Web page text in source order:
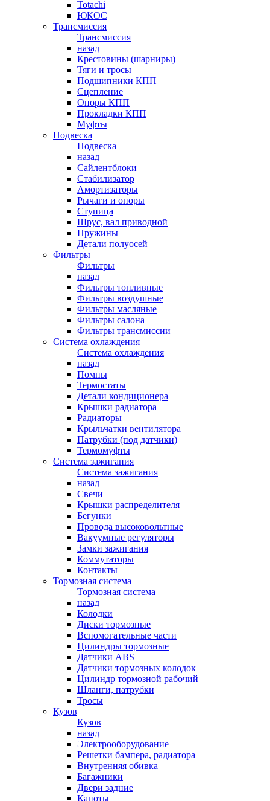
Totachi
ЮКОС
Трансмиссия
Трансмиссия
назад
Крестовины (шарниры)
Тяги и тросы
Подшипники КПП
Сцепление
Опоры КПП
Прокладки КПП
Муфты
Подвеска
Подвеска
назад
Сайлентблоки
Стабилизатор
Амортизаторы
Рычаги и опоры
Ступица
Шрус, вал приводной
Пружины
Детали полуосей
Фильтры
Фильтры
назад
Фильтры топливные
Фильтры воздушные
Фильтры масляные
Фильтры салона
Фильтры трансмиссии
Система охлаждения
Система охлаждения
назад
Помпы
Термостаты
Детали кондиционера
Крышки радиатора
Радиаторы
Крыльчатки вентилятора
Патрубки (под датчики)
Термомуфты
Система зажигания
Система зажигания
назад
Свечи
Крышки распределителя
Бегунки
Провода высоковольтные
Вакуумные регуляторы
Замки зажигания
Коммутаторы
Контакты
Тормозная система
Тормозная система
назад
Колодки
Диски тормозные
Вспомогательные части
Цилиндры тормозные
Датчики ABS
Датчики тормозных колодок
Цилиндр тормозной рабочий
Шланги, патрубки
Тросы
Кузов
Кузов
назад
Электрооборудование
Решетки бампера, радиатора
Внутренняя обивка
Багажники
Двери задние
Капоты